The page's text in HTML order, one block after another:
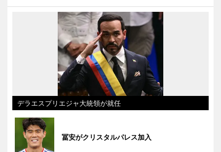
デラエスプリエジャ大統領が就任
冨安がクリスタルパレス加入